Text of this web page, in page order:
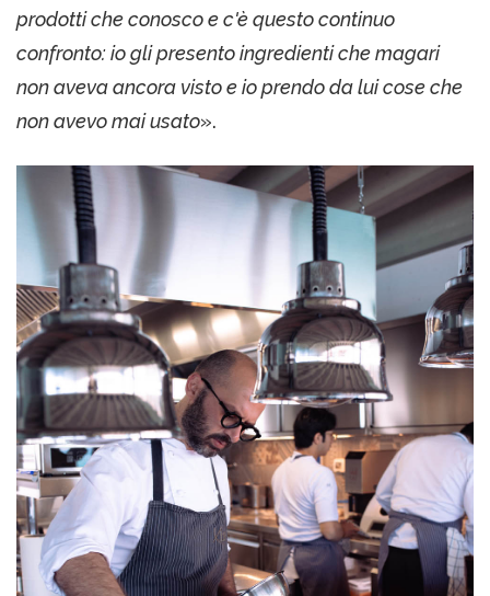
prodotti che conosco e c'è questo continuo
confronto: io gli presento ingredienti che magari
non aveva ancora visto e io prendo da lui cose che
non avevo mai usato».